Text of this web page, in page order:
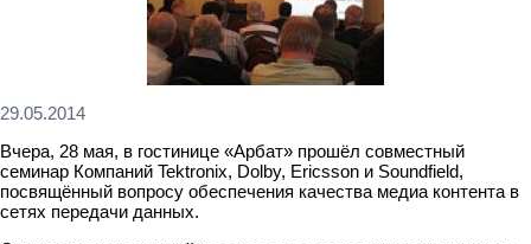
29.05.2014
Вчера, 28 мая, в гостинице «Арбат» прошёл совместный
семинар Компаний Tektronix, Dolby, Ericsson и Soundfield,
посвящённый вопросу обеспечения качества медиа контента в
сетях передачи данных.